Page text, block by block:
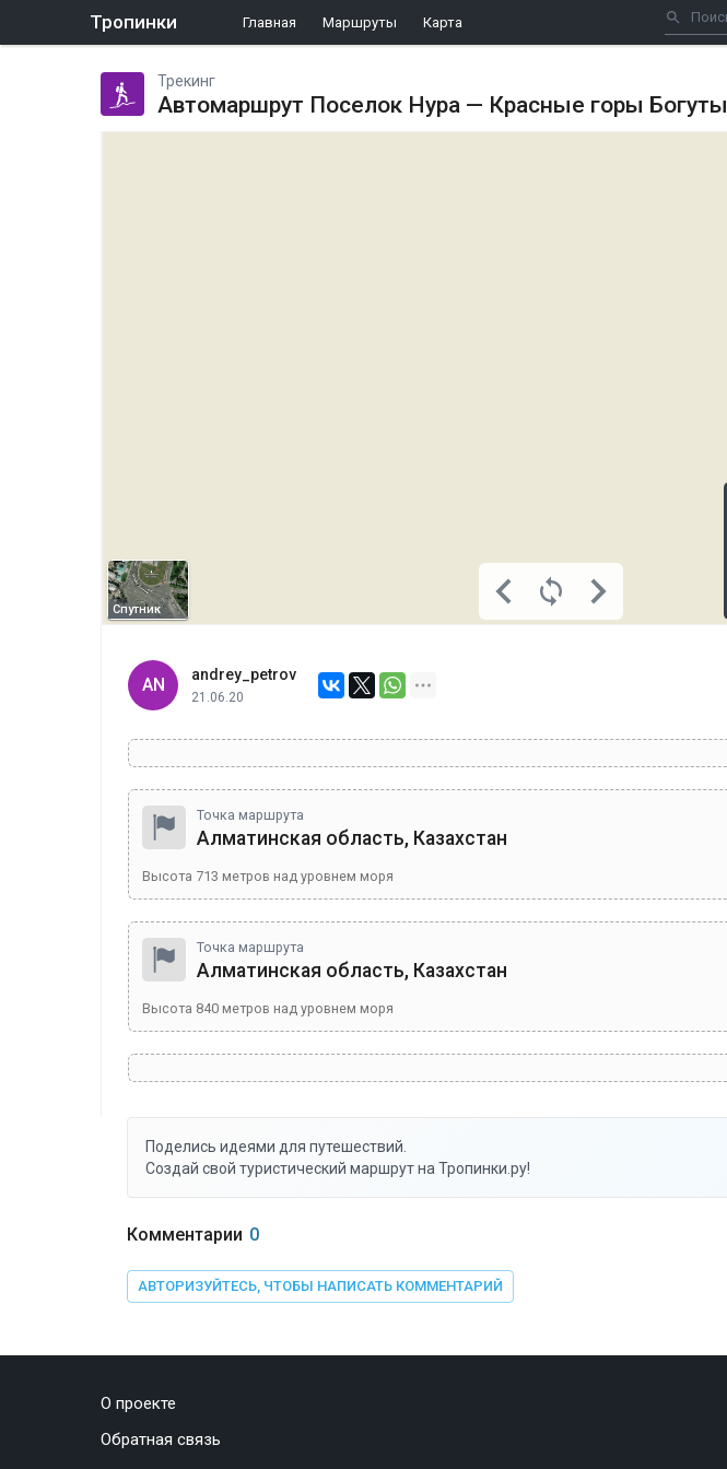
Тропинки Главная Маршруты Карта
Трекинг
Автомаршрут Поселок Нура — Красные горы Богуты
Спутник
AN
andrey_petrov
21.06.20
Точка маршрута
Алматинская область, Казахстан
Высота 713 метров над уровнем моря
Точка маршрута
Алматинская область, Казахстан
Высота 840 метров над уровнем моря
Поделись идеями для путешествий.
Создай свой туристический маршрут на Тропинки.ру!
Комментарии 0
АВТОРИЗУЙТЕСЬ, ЧТОБЫ НАПИСАТЬ КОММЕНТАРИЙ
О проекте
Обратная связь